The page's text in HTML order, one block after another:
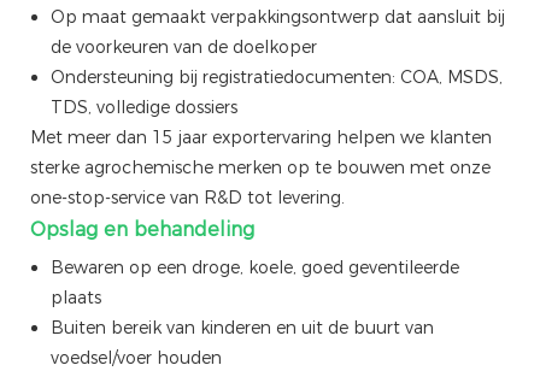
Op maat gemaakt verpakkingsontwerp dat aansluit bij
de voorkeuren van de doelkoper
Ondersteuning bij registratiedocumenten: COA, MSDS,
TDS, volledige dossiers
Met meer dan 15 jaar exportervaring helpen we klanten
sterke agrochemische merken op te bouwen met onze
one-stop-service van R&D tot levering.
Opslag en behandeling
Bewaren op een droge, koele, goed geventileerde
plaats
Buiten bereik van kinderen en uit de buurt van
voedsel/voer houden